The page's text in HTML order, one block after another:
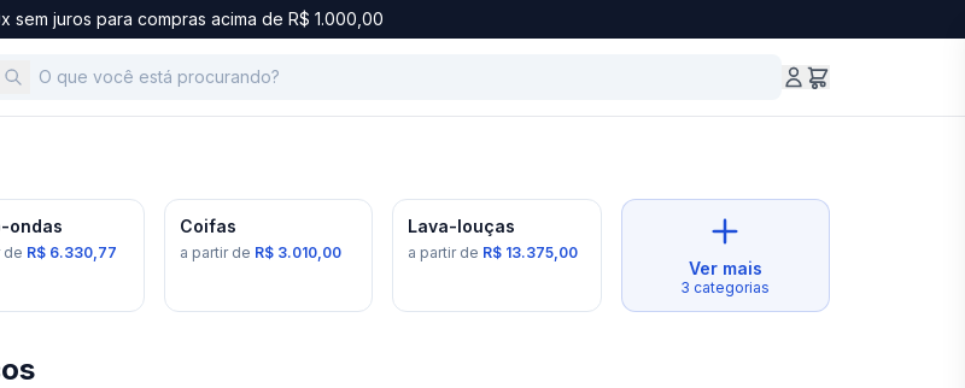
sem juros para compras acima de R$ 1.000,00
ondas
de R$ 6.330,77
Coifas
a partir de R$ 3.010,00
Lava-louças
a partir de R$ 13.375,00
Ver mais
3 categorias